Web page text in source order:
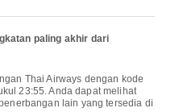
paling akhir dari
23:55. Anda dapat melihat
lain yang tersedia di